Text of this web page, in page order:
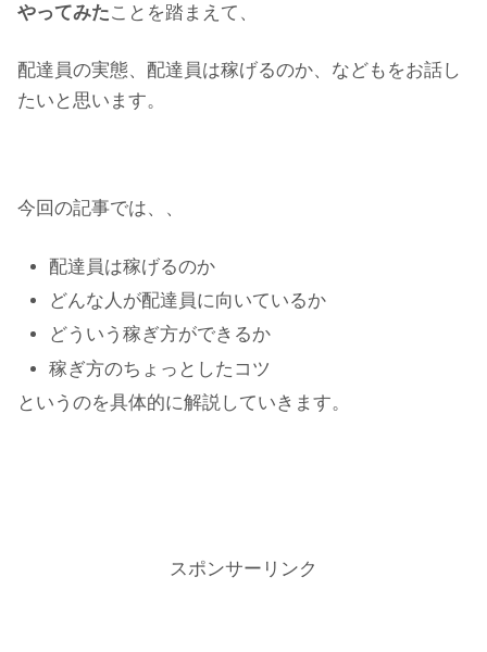
やってみたことを踏まえて、
配達員の実態、配達員は稼げるのか、などもをお話し
たいと思います。
今回の記事では、、
配達員は稼げるのか
どんな人が配達員に向いているか
どういう稼ぎ方ができるか
稼ぎ方のちょっとしたコツ
というのを具体的に解説していきます。
スポンサーリンク